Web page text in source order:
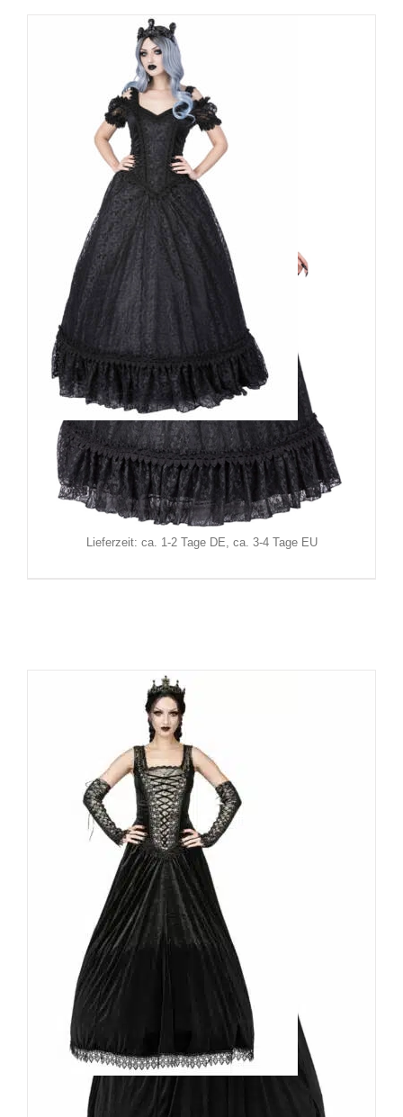
Sinister Kleid Medieval Love
159,90€
Inkl. MwSt.
zzgl.Versand
Lieferzeit: ca. 1-2 Tage DE, ca. 3-4 Tage EU
Sinister Kleid Brethar